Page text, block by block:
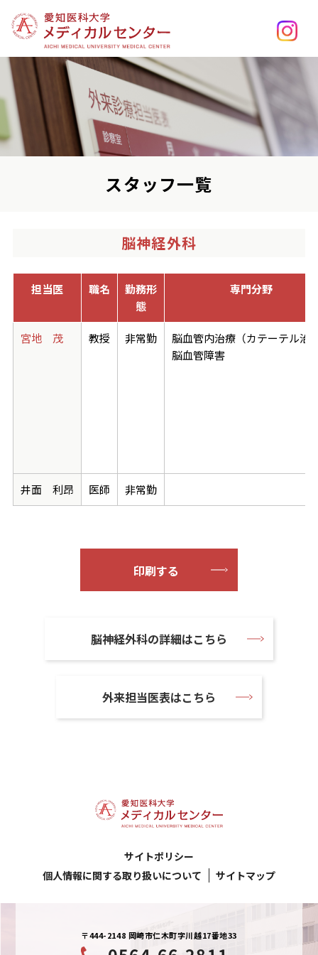
スタッフ一覧
脳神経外科
担当医 職名
勤務形
態
専門分野
宮地 茂 教授 非常勤
脳血管内治療（カテーテル治
脳血管障害
井面 利昂 医師 非常勤
印刷する
脳神経外科の詳細はこちら
外来担当医表はこちら
サイトポリシー
個人情報に関する取り扱いについて
サイトマップ
〒444-2148 岡崎市仁木町字川越17番地33